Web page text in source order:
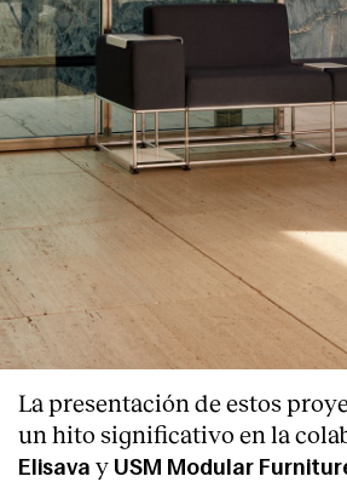
La presentación de estos
un hito significativo en la
Elisava y USM Modular